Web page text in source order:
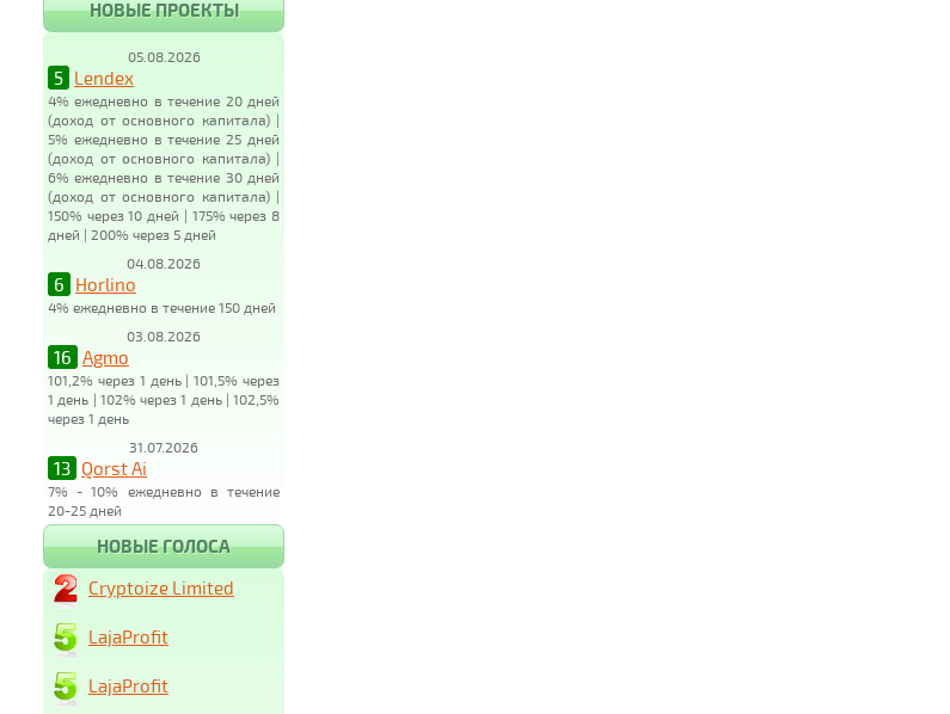
НОВЫЕ ПРОЕКТЫ
05.08.2026
5 Lendex
4% ежедневно в течение 20 дней
(доход от основного капитала) |
5% ежедневно в течение 25 дней
(доход от основного капитала) |
6% ежедневно в течение 30 дней
(доход от основного капитала) |
150% через 10 дней | 175% через 8
дней | 200% через 5 дней
04.08.2026
6 Horlino
4% ежедневно в течение 150 дней
03.08.2026
16 Agmo
101,2% через 1 день | 101,5% через
1 день | 102% через 1 день | 102,5%
через 1 день
31.07.2026
13 Qorst Ai
7% - 10% ежедневно в течение
20-25 дней
НОВЫЕ ГОЛОСА
Cryptoize Limited
LajaProfit
LajaProfit